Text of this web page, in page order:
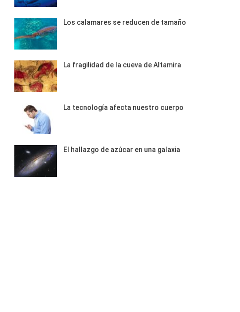
Los calamares se reducen de tamaño
La fragilidad de la cueva de Altamira
La tecnología afecta nuestro cuerpo
El hallazgo de azúcar en una galaxia